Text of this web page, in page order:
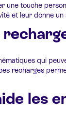
une touche
et leur donne
qui
recharges
les